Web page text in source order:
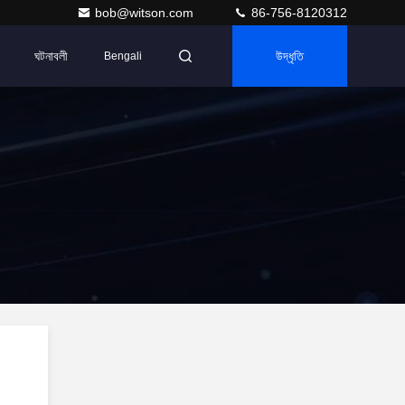
bob@witson.com 86-756-8120312
ঘটনাবলী Bengali উদ্ধৃতি